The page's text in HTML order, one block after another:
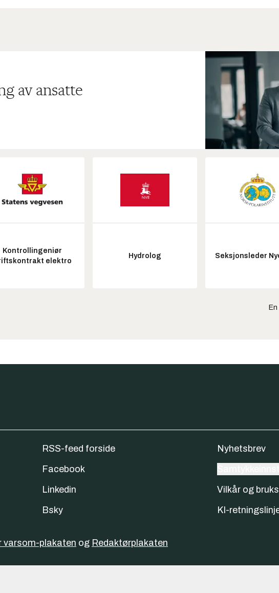
av ansatte
Kontrollingeniør
elektro
Hydrolog Seksjonsleder
RSS-feed forside
Facebook
Linkedin
Bsky
Nyhetsbrev
Vilkår og
KI-
varsom-plakaten og Redaktørplakaten